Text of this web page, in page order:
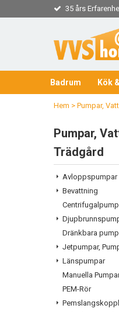
35 års
Badrum Kök
Hem > Pumpar,
Pumpar,
Trädgård
Avloppspumpar
Bevattning
Dränkbara
Jetpumpar,
Länspumpar
Manuella
PEM-Rör